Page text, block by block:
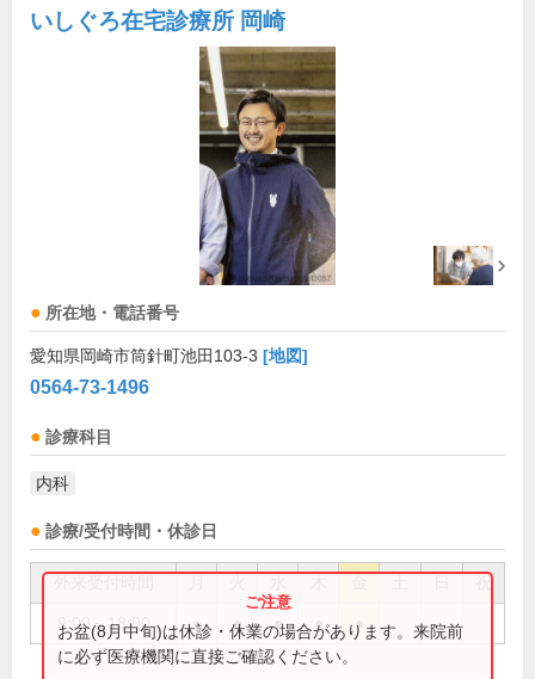
いしぐろ在宅診療所 岡崎
所在地・電話番号
愛知県岡崎市筒針町池田103-3 [地図]
0564-73-1496
診療科目
内科
診療/受付時間・休診日
祝
9:00～18:00 ● ● ● ● ●
お盆(8月中旬)は休診・休業の場合があります。来院前
に必ず医療機関に直接ご確認ください。